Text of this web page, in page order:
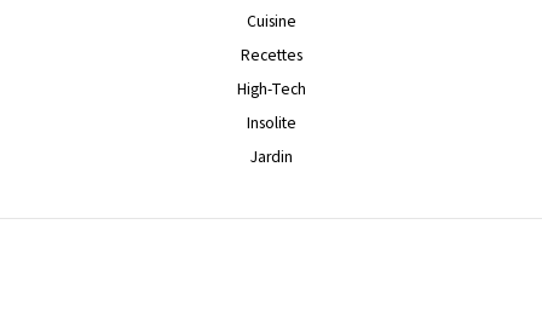
Cuisine
Recettes
High-Tech
Insolite
Jardin